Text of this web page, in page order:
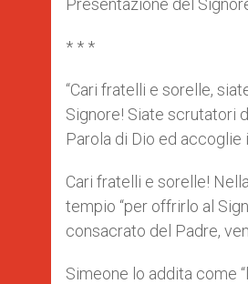
Presentazione del
* * *
“Cari fratelli e sorelle,
Signore! Siate scrutatori
Parola di Dio ed accoglie
Cari fratelli e sorelle!
tempio “per offrirlo al
consacrato del Padre,
Simeone lo addita come